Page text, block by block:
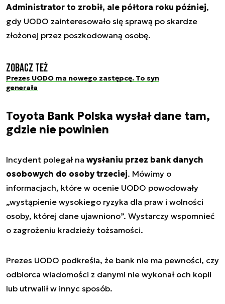
Administrator to zrobił, ale półtora roku później,
gdy UODO zainteresowało się sprawą po skardze
złożonej przez poszkodowaną osobę.
Zobacz też
Prezes UODO ma nowego zastępcę. To syn
generała
Toyota Bank Polska wysłał dane tam,
gdzie nie powinien
Incydent polegał na wysłaniu przez bank danych
osobowych do osoby trzeciej. Mówimy o
informacjach, które w ocenie UODO powodowały
„wystąpienie wysokiego ryzyka dla praw i wolności
osoby, której dane ujawniono”. Wystarczy wspomnieć
o zagrożeniu kradzieży tożsamości.
Prezes UODO podkreśla, że bank nie ma pewności, czy
odbiorca wiadomości z danymi nie wykonał och kopii
lub utrwalił w innyc sposób.